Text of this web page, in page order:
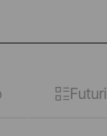
Futuri